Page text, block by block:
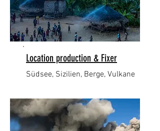
Location production & Fixer
Südsee, Sizilien, Berge, Vulkane